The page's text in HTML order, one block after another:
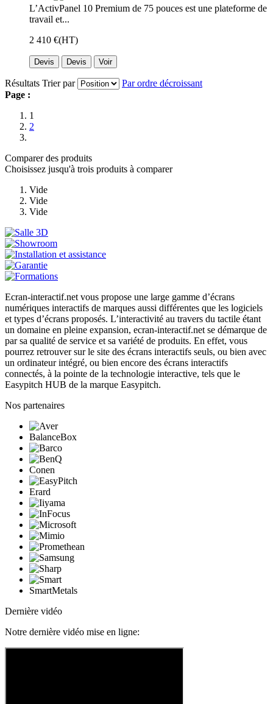
L’ActivPanel 10 Premium de 75 pouces est une plateforme de
travail et...
2 410 €(HT)
Devis Devis Voir
Résultats Trier par
Par ordre décroissant
Page :
1
2
Comparer des produits
Choisissez jusqu'à trois produits à comparer
Vide
Vide
Vide
Ecran-interactif.net vous propose une large gamme d’écrans
numériques interactifs de marques aussi différentes que les logiciels
et types d’écrans proposés. L’interactivité au travers du tactile étant
un domaine en pleine expansion, ecran-interactif.net se démarque de
par sa qualité de service et sa variété de produits. En effet, vous
pourrez retrouver sur le site des écrans interactifs seuls, ou bien avec
un ordinateur intégré, ou bien encore des écrans interactifs
connectés, à la pointe de la technologie interactive, tels que le
Easypitch HUB de la marque Easypitch.
Nos partenaires
BalanceBox
Conen
Erard
SmartMetals
Dernière vidéo
Notre dernière vidéo mise en ligne: